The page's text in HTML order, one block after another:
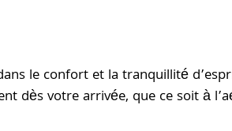
le confort et la tranquillité
dès votre arrivée, que ce soit à